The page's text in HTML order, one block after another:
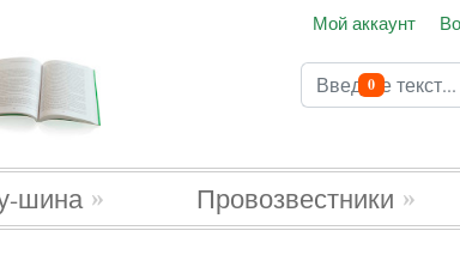
Мой аккаунт
Поиск 0В корзину
шина Провозвестники